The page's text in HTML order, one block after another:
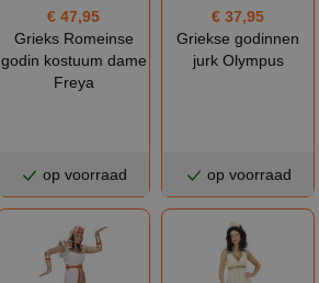
€ 47,95
Grieks Romeinse
godin kostuum dame
Freya
op voorraad
€ 37,95
Griekse godinnen
jurk Olympus
op voorraad